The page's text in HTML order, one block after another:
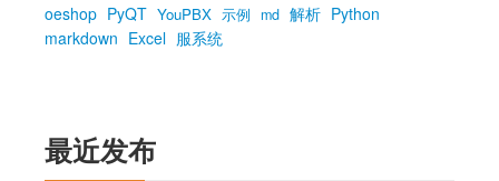
oeshop PyQT YouPBX 示例 md 解析 Python
markdown Excel 服系统
最近发布